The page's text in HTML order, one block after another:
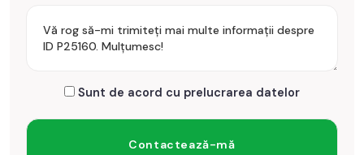
Sunt de acord cu prelucrarea datelor